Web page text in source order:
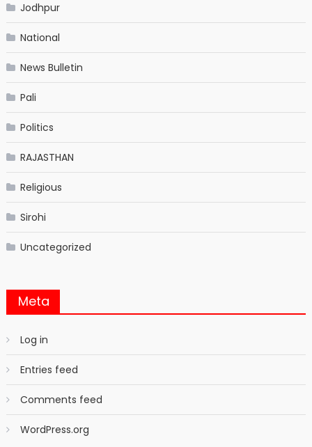
Jodhpur
National
News Bulletin
Pali
Politics
RAJASTHAN
Religious
Sirohi
Uncategorized
Meta
Log in
Entries feed
Comments feed
WordPress.org